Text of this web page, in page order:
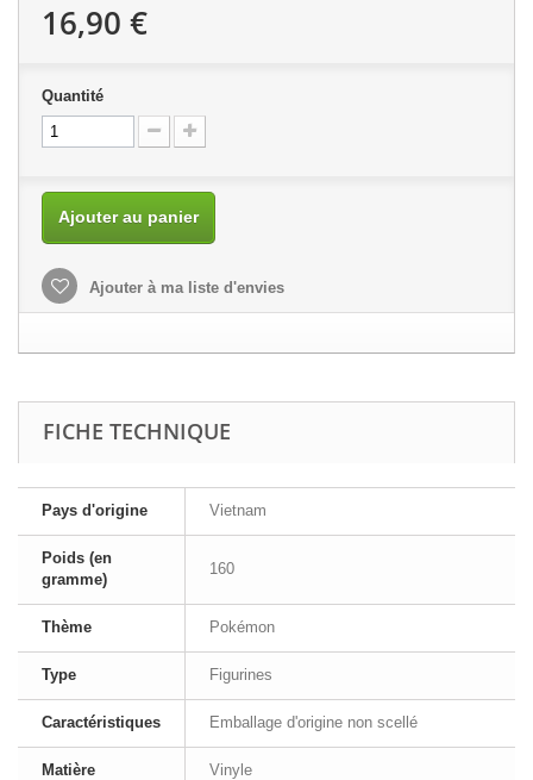
16,90 €
Quantité
Ajouter au panier
Ajouter à ma liste d'envies
FICHE TECHNIQUE
Pays d'origine Vietnam
Poids (en
gramme)
160
Thème Pokémon
Type Figurines
Caractéristiques Emballage d'origine non scellé
Matière Vinyle